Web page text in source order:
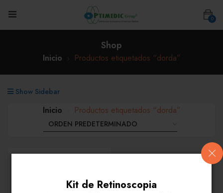
Kit de Retinoscopia
0
Shop
Inicio Productos etiquetados “dorda”
Show Sidebar
Inicio Productos etiquetados “dorda”